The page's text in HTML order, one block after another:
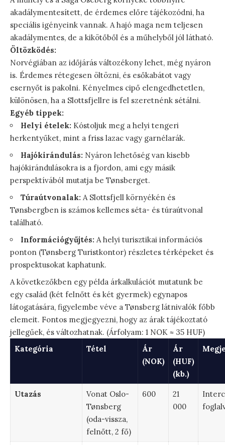
akadálymentesített, de érdemes előre tájékozódni, ha
speciális igényeink vannak. A hajó maga nem teljesen
akadálymentes, de a kikötőből és a műhelyből jól látható.
Öltözködés:
Norvégiában az időjárás változékony lehet, még nyáron
is. Érdemes rétegesen öltözni, és esőkabátot vagy
esernyőt is pakolni. Kényelmes cipő elengedhetetlen,
különösen, ha a Slottsfjellre is fel szeretnénk sétálni.
Egyéb tippek:
Helyi ételek: Kóstoljuk meg a helyi tengeri
herkentyűket, mint a friss lazac vagy garnélarák.
Hajókirándulás: Nyáron lehetőség van kisebb
hajókirándulásokra is a fjordon, ami egy másik
perspektívából mutatja be Tønsberget.
Túraútvonalak: A Slottsfjell környékén és
Tønsbergben is számos kellemes séta- és túraútvonal
található.
Információgyűjtés: A helyi turisztikai információs
ponton (Tønsberg Turistkontor) részletes térképeket és
prospektusokat kaphatunk.
A következőkben egy példa árkalkulációt mutatunk be
egy család (két felnőtt és két gyermek) egynapos
látogatására, figyelembe véve a Tønsberg látnivalók főbb
elemeit. Fontos megjegyezni, hogy az árak tájékoztató
jellegűek, és változhatnak. (Árfolyam: 1 NOK ≈ 35 HUF)
Kategória
Tétel
Ár
(NOK)
Ár
(HUF)
(kb.)
Utazás
Vonat Oslo-
Tønsberg
(oda-vissza,
felnőtt, 2 fő)
600
21
000